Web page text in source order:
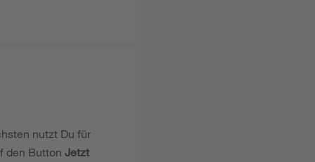
nutzt Du für
den Button Jetzt